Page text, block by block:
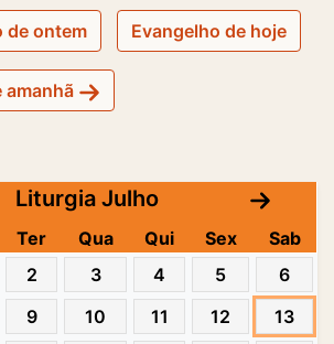
de ontem Evangelho de hoje
amanhã
Liturgia Julho
Ter Qua Qui Sex
Sab
2 3 4 5
6
9 10 11 12
13